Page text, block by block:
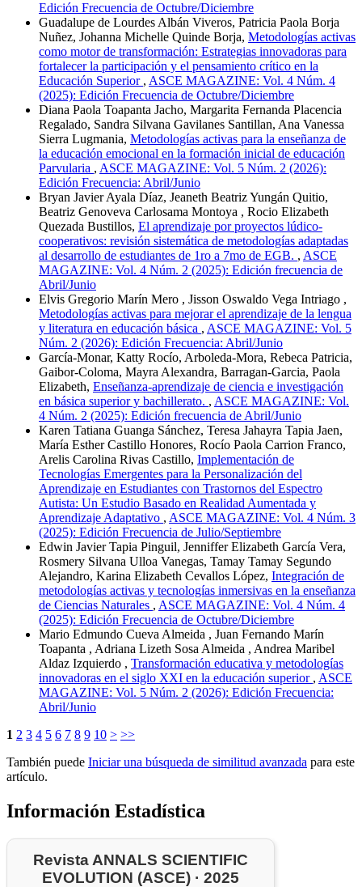
Edición Frecuencia de Octubre/Diciembre
Guadalupe de Lourdes Albán Viveros, Patricia Paola Borja
Nuñez, Johanna Michelle Quinde Borja, Metodologías activas
como motor de transformación: Estrategias innovadoras para
fortalecer la participación y el pensamiento crítico en la
Educación Superior , ASCE MAGAZINE: Vol. 4 Núm. 4
(2025): Edición Frecuencia de Octubre/Diciembre
Diana Paola Toapanta Jacho, Margarita Fernanda Placencia
Regalado, Sandra Silvana Gavilanes Santillan, Ana Vanessa
Sierra Lugmania, Metodologías activas para la enseñanza de
la educación emocional en la formación inicial de educación
Parvularia , ASCE MAGAZINE: Vol. 5 Núm. 2 (2026):
Edición Frecuencia: Abril/Junio
Bryan Javier Ayala Díaz, Jeaneth Beatriz Yungán Quitio,
Beatriz Genoveva Carlosama Montoya , Rocio Elizabeth
Quezada Bustillos, El aprendizaje por proyectos lúdico-
cooperativos: revisión sistemática de metodologías adaptadas
al desarrollo de estudiantes de 1ro a 7mo de EGB. , ASCE
MAGAZINE: Vol. 4 Núm. 2 (2025): Edición frecuencia de
Abril/Junio
Elvis Gregorio Marín Mero , Jisson Oswaldo Vega Intriago ,
Metodologías activas para mejorar el aprendizaje de la lengua
y literatura en educación básica , ASCE MAGAZINE: Vol. 5
Núm. 2 (2026): Edición Frecuencia: Abril/Junio
García-Monar, Katty Rocío, Arboleda-Mora, Rebeca Patricia,
Gaibor-Coloma, Mayra Alexandra, Barragan-Garcia, Paola
Elizabeth, Enseñanza-aprendizaje de ciencia e investigación
en básica superior y bachillerato. , ASCE MAGAZINE: Vol.
4 Núm. 2 (2025): Edición frecuencia de Abril/Junio
Karen Tatiana Guanga Sánchez, Teresa Jahayra Tapia Jaen,
María Esther Castillo Honores, Rocío Paola Carrion Franco,
Arelis Carolina Rivas Castillo, Implementación de
Tecnologías Emergentes para la Personalización del
Aprendizaje en Estudiantes con Trastornos del Espectro
Autista: Un Estudio Basado en Realidad Aumentada y
Aprendizaje Adaptativo , ASCE MAGAZINE: Vol. 4 Núm. 3
(2025): Edición Frecuencia de Julio/Septiembre
Edwin Javier Tapia Pinguil, Jenniffer Elizabeth García Vera,
Rosmery Silvana Ulloa Vanegas, Tamay Tamay Segundo
Alejandro, Karina Elizabeth Cevallos López, Integración de
metodologías activas y tecnologías inmersivas en la enseñanza
de Ciencias Naturales , ASCE MAGAZINE: Vol. 4 Núm. 4
(2025): Edición Frecuencia de Octubre/Diciembre
Mario Edmundo Cueva Almeida , Juan Fernando Marín
Toapanta , Adriana Lizeth Sosa Almeida , Andrea Maribel
Aldaz Izquierdo , Transformación educativa y metodologías
innovadoras en el siglo XXI en la educación superior , ASCE
MAGAZINE: Vol. 5 Núm. 2 (2026): Edición Frecuencia:
Abril/Junio
1 2 3 4 5 6 7 8 9 10 > >>
También puede Iniciar una búsqueda de similitud avanzada para este
artículo.
Información Estadística
Revista ANNALS SCIENTIFIC
EVOLUTION (ASCE) · 2025